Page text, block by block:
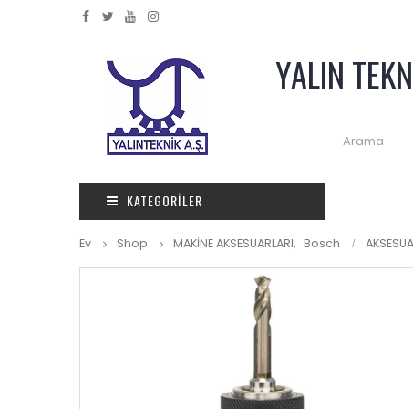
YALIN
KATEGORILER
Ev Shop MAKİNE AKSESUARLARI, Bosch